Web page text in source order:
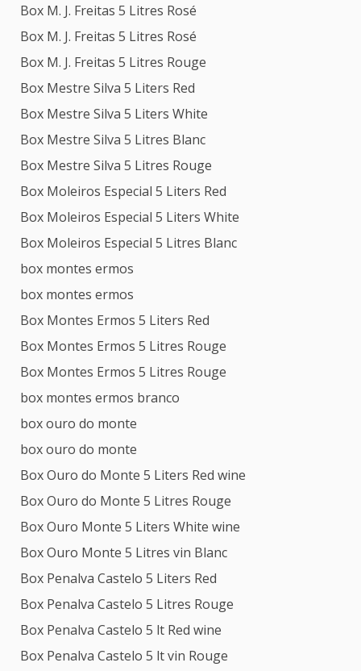
Box M. J. Freitas 5 Litres Rosé
Box M. J. Freitas 5 Litres Rosé
Box M. J. Freitas 5 Litres Rouge
Box Mestre Silva 5 Liters Red
Box Mestre Silva 5 Liters White
Box Mestre Silva 5 Litres Blanc
Box Mestre Silva 5 Litres Rouge
Box Moleiros Especial 5 Liters Red
Box Moleiros Especial 5 Liters White
Box Moleiros Especial 5 Litres Blanc
box montes ermos
box montes ermos
Box Montes Ermos 5 Liters Red
Box Montes Ermos 5 Litres Rouge
Box Montes Ermos 5 Litres Rouge
box montes ermos branco
box ouro do monte
box ouro do monte
Box Ouro do Monte 5 Liters Red wine
Box Ouro do Monte 5 Litres Rouge
Box Ouro Monte 5 Liters White wine
Box Ouro Monte 5 Litres vin Blanc
Box Penalva Castelo 5 Liters Red
Box Penalva Castelo 5 Litres Rouge
Box Penalva Castelo 5 lt Red wine
Box Penalva Castelo 5 lt vin Rouge